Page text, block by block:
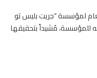
لمؤسسة “جريت بليس تو
للمؤسسة، مُشيداً بتحقيقها